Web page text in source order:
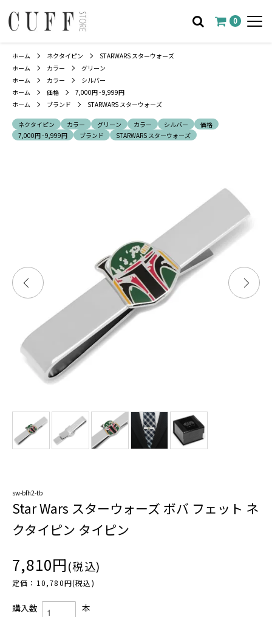
0
ホーム ネクタイピン
STARWARS スターウォーズ
ホーム
カラー
グリーン
ホーム
カラー
シルバー
ホーム
価格
7,000円 - 9,999円
ホーム
ブランド STARWARS スターウォーズ
ネクタイピン カラー グリーン カラー シルバー
価格
7,000円 - 9,999円
ブランド STARWARS スターウォーズ
sw-bfh2-tb
Star Wars スターウォーズ ボバ フェット ネ
クタイピン タイピン
7,810円(税込)
定価：10,780円(税込)
購入数 本